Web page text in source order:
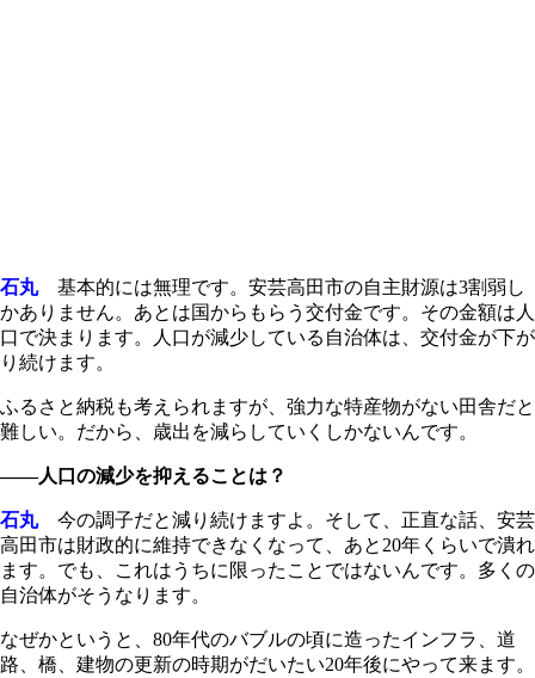
石丸基本的には無理です。安芸高田市の自主財源は3割弱し
かありません。あとは国からもらう交付金です。その金額は人
口で決まります。人口が減少している自治体は、交付金が下が
り続けます。
ふるさと納税も考えられますが、強力な特産物がない田舎だと
難しい。だから、歳出を減らしていくしかないんです。
――人口の減少を抑えることは？
石丸今の調子だと減り続けますよ。そして、正直な話、安芸
高田市は財政的に維持できなくなって、あと20年くらいで潰れ
ます。でも、これはうちに限ったことではないんです。多くの
自治体がそうなります。
なぜかというと、80年代のバブルの頃に造ったインフラ、道
路、橋、建物の更新の時期がだいたい20年後にやって来ます。